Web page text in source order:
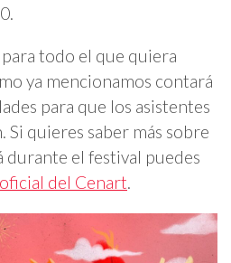
para todo el que quiera
ya mencionamos contará
para que los asistentes
quieres saber más sobre
durante el festival puedes
del Cenart.